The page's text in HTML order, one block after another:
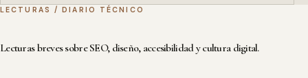
LECTURAS / DIARIO TÉCNICO
Lecturas breves sobre SEO, diseño, accesibilidad y cultura digital.